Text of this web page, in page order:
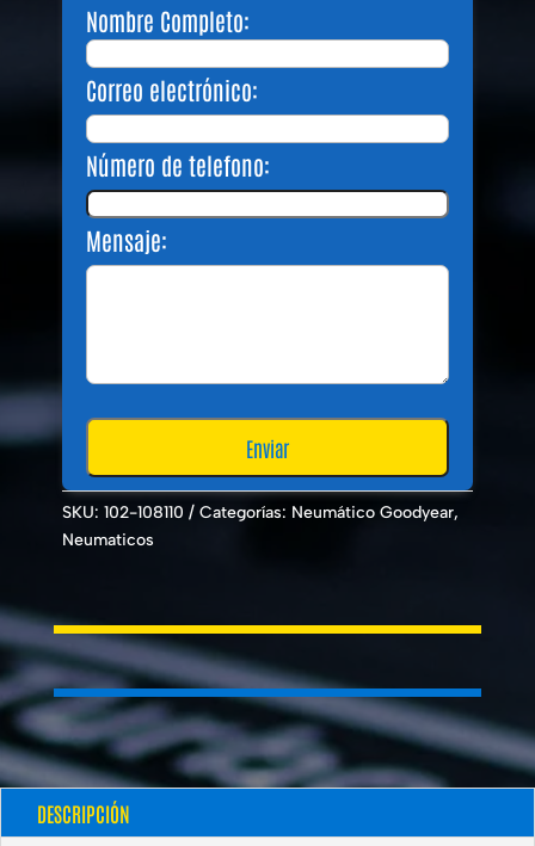
Nombre Completo:
Correo electrónico:
Número de telefono:
Mensaje:
SKU: 102-108110 Categorías: Neumático Goodyear,
Neumaticos
DESCRIPCIÓN